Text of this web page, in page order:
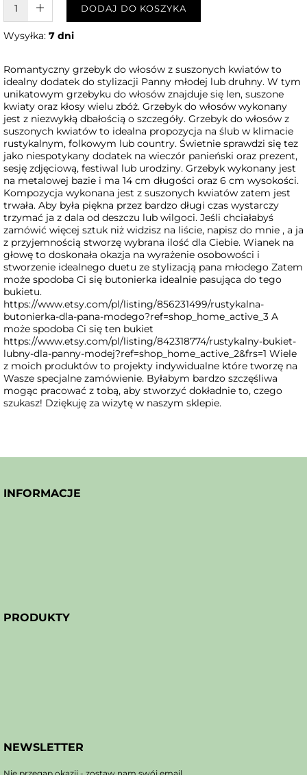
W KOSZYKU :)DODAJ DO KOSZYKA
Wysyłka: 7 dni
Romantyczny grzebyk do włosów z suszonych kwiatów to
idealny dodatek do stylizacji Panny młodej lub druhny. W tym
unikatowym grzebyku do włosów znajduje się len, suszone
kwiaty oraz kłosy wielu zbóż. Grzebyk do włosów wykonany
jest z niezwykłą dbałością o szczegóły. Grzebyk do włosów z
suszonych kwiatów to idealna propozycja na ślub w klimacie
rustykalnym, folkowym lub country. Świetnie sprawdzi się tez
jako niespotykany dodatek na wieczór panieński oraz prezent,
sesję zdjęciową, festiwal lub urodziny. Grzebyk wykonany jest
na metalowej bazie i ma 14 cm długości oraz 6 cm wysokości.
Kompozycja wykonana jest z suszonych kwiatów zatem jest
trwała. Aby była piękna przez bardzo długi czas wystarczy
trzymać ja z dala od deszczu lub wilgoci. Jeśli chciałabyś
zamówić więcej sztuk niż widzisz na liście, napisz do mnie , a ja
z przyjemnością stworzę wybrana ilość dla Ciebie. Wianek na
głowę to doskonała okazja na wyrażenie osobowości i
stworzenie idealnego duetu ze stylizacją pana młodego Zatem
może spodoba Ci się butonierka idealnie pasująca do tego
bukietu.
https://www.etsy.com/pl/listing/856231499/rustykalna-
butonierka-dla-pana-modego?ref=shop_home_active_3 A
może spodoba Ci się ten bukiet
https://www.etsy.com/pl/listing/842318774/rustykalny-bukiet-
lubny-dla-panny-modej?ref=shop_home_active_2&frs=1 Wiele
z moich produktów to projekty indywidualne które tworzę na
Wasze specjalne zamówienie. Byłabym bardzo szczęśliwa
mogąc pracować z tobą, aby stworzyć dokładnie to, czego
szukasz! Dziękuję za wizytę w naszym sklepie.
INFORMACJE
PRODUKTY
NEWSLETTER